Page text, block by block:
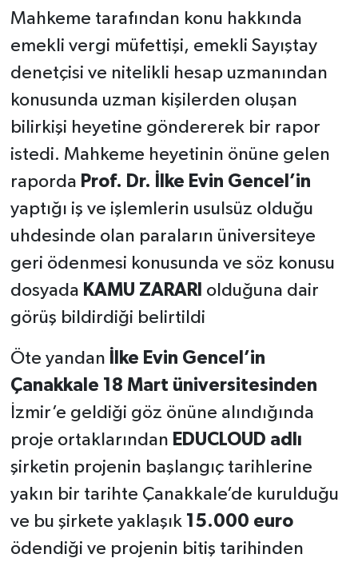
BELGELERİYLE GÖZLER
ÖNÜNE SERDİ
Mahkeme tarafından konu hakkında
emekli vergi müfettişi, emekli Sayıştay
denetçisi ve nitelikli hesap uzmanından
konusunda uzman kişilerden oluşan
bilirkişi heyetine göndererek bir rapor
istedi. Mahkeme heyetinin önüne gelen
raporda Prof. Dr. İlke Evin Gencel’in
yaptığı iş ve işlemlerin usulsüz olduğu
uhdesinde olan paraların üniversiteye
geri ödenmesi konusunda ve söz konusu
dosyada KAMU ZARARI olduğuna dair
görüş bildirdiği belirtildi
Öte yandan
İlke Evin Gencel’in
Çanakkale 18 Mart üniversitesinden
İzmir’e geldiği göz önüne alındığında
proje ortaklarından EDUCLOUD adlı
şirketin projenin başlangıç tarihlerine
yakın bir tarihte Çanakkale’de kurulduğu
ve bu şirkete yaklaşık 15.000 euro
ödendiği ve projenin bitiş tarihinden